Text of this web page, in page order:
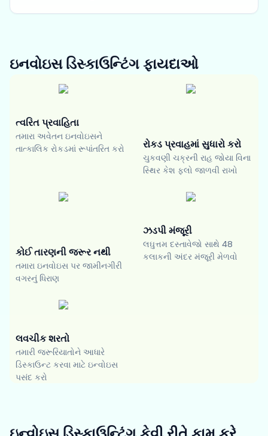
ઇનવોઇસ ડિસ્કાઉન્ટિંગ ફાયદાઓ
ત્વરિત પ્રવાહિતા
તમારા અવેતન ઇનવોઇસને
તાત્કાલિક રોકડમાં રૂપાંતરિત કરો
રોકડ પ્રવાહમાં સુધારો કરો
ચુકવણી ચક્રની રાહ જોયા વિના
સ્થિર કેશ ફ્લો જાળવી રાખો
કોઈ તારણની જરૂર નથી
તમારા ઇનવોઇસ પર જામીનગીરી
વગરનું ધિરાણ
ઝડપી મંજૂરી
લઘુત્તમ દસ્તાવેજો સાથે 48
કલાકની અંદર મંજૂરી મેળવો
લવચીક શરતો
તમારી જરૂરિયાતોને આધારે
ડિસ્કાઉન્ટ કરવા માટે ઇન્વોઇસ
પસંદ કરો